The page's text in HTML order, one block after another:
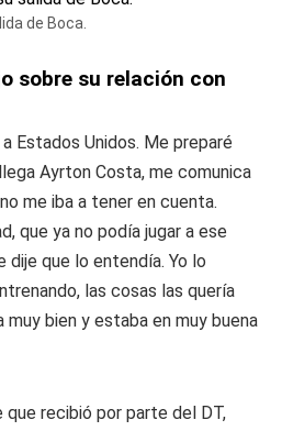
de Boca.
sobre su relación con
Estados Unidos. Me preparé
Ayrton Costa, me comunica
me iba a tener en cuenta.
que ya no podía jugar a ese
dije que lo entendía. Yo lo
las cosas las quería
bien y estaba en muy buena
que recibió por parte del DT,